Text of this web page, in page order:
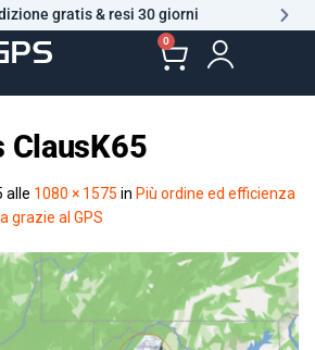
gratis & resi 30 giorni
0
ClausK65
1080 × 1575 in Più ordine ed efficienza
grazie al GPS